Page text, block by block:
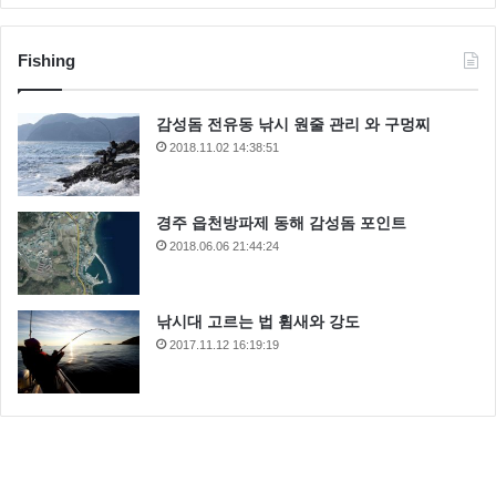
Fishing
감성돔 전유동 낚시 원줄 관리 와 구멍찌
2018.11.02 14:38:51
경주 읍천방파제 동해 감성돔 포인트
2018.06.06 21:44:24
낚시대 고르는 법 휨새와 강도
2017.11.12 16:19:19